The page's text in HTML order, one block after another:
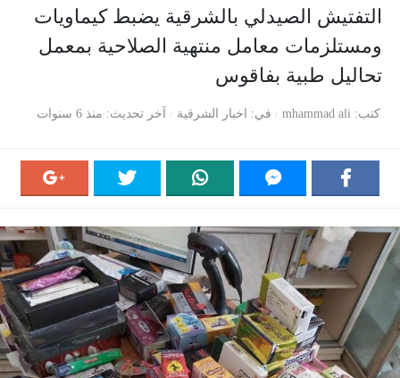
التفتيش الصيدلي بالشرقية يضبط كيماويات
ومستلزمات معامل منتهية الصلاحية بمعمل
تحاليل طبية بفاقوس
كتب mhammad ali في اخبار الشرقية آخر تحديث منذ 6 سنوات